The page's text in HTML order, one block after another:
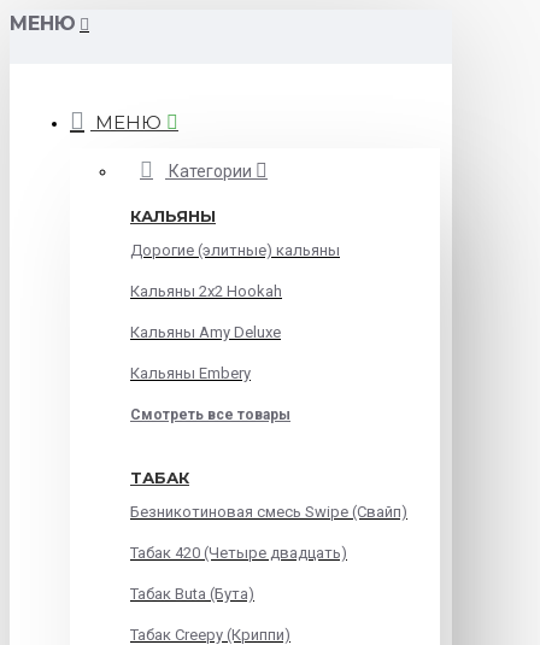
МЕНЮ
МЕНЮ
Категории
КАЛЬЯНЫ
Дорогие (элитные) кальяны
Кальяны 2х2 Hookah
Кальяны Amy Deluxe
Кальяны Embery
Смотреть все товары
ТАБАК
Безникотиновая смесь Swipe (Свайп)
Табак 420 (Четыре двадцать)
Табак Buta (Бута)
Табак Creepy (Криппи)